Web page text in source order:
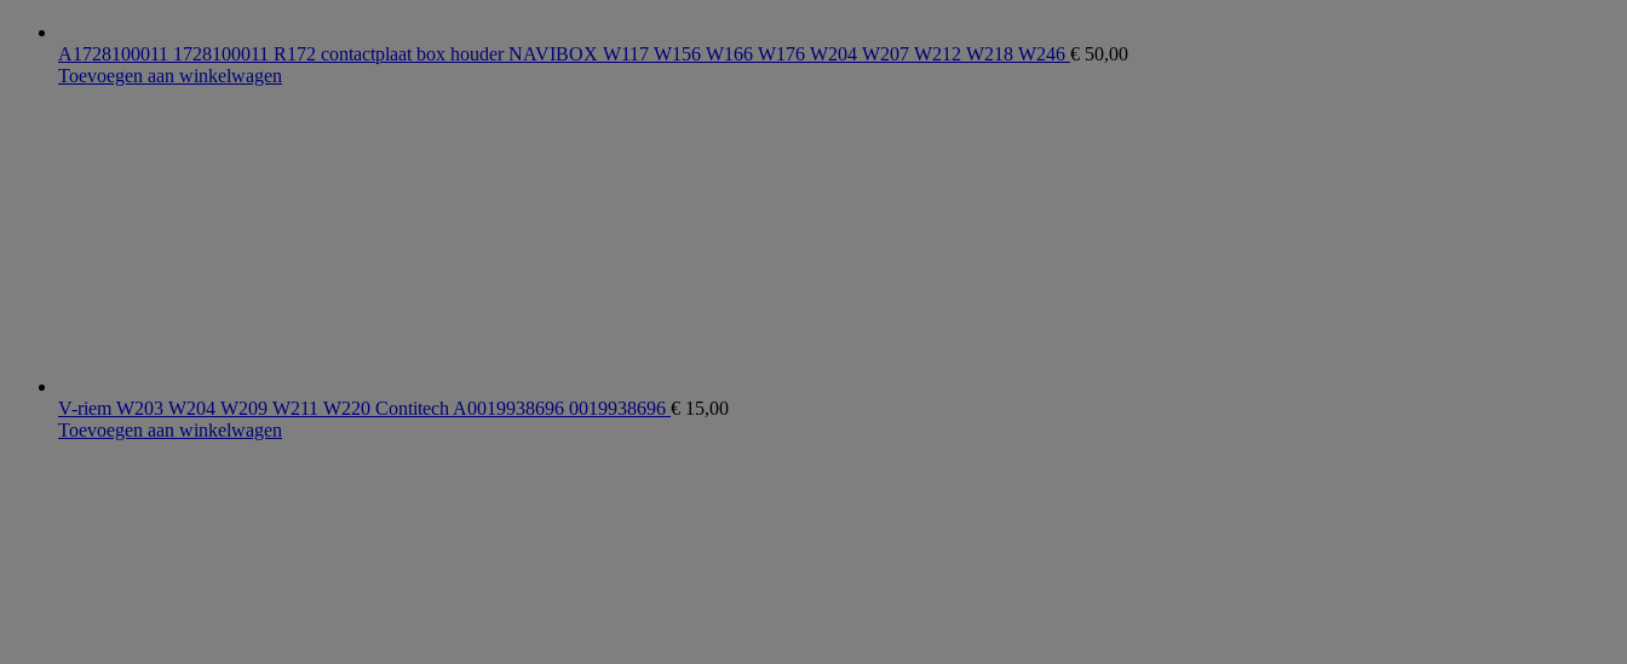
A1728100011 1728100011 R172 contactplaat box houder NAVIBOX W117 W156 W166 W176 W204 W207 W212 W218 W246 € 50,00
Toevoegen aan winkelwagen
V-riem W203 W204 W209 W211 W220 Contitech A0019938696 0019938696 € 15,00
Toevoegen aan winkelwagen